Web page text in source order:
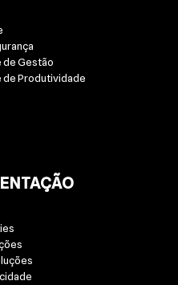
de Gestão
Produtividade